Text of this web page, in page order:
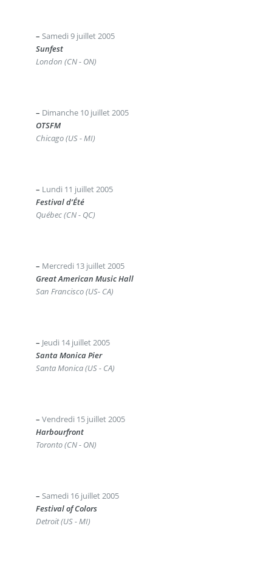
– Samedi 9 juillet 2005
Sunfest
London (CN - ON)
– Dimanche 10 juillet 2005
OTSFM
Chicago (US - MI)
– Lundi 11 juillet 2005
Festival d’Été
Québec (CN - QC)
– Mercredi 13 juillet 2005
Great American Music Hall
San Francisco (US- CA)
– Jeudi 14 juillet 2005
Santa Monica Pier
Santa Monica (US - CA)
– Vendredi 15 juillet 2005
Harbourfront
Toronto (CN - ON)
– Samedi 16 juillet 2005
Festival of Colors
Detroit (US - MI)